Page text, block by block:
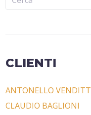
CLIENTI
ANTONELLO
CLAUDIO BAGLIONI